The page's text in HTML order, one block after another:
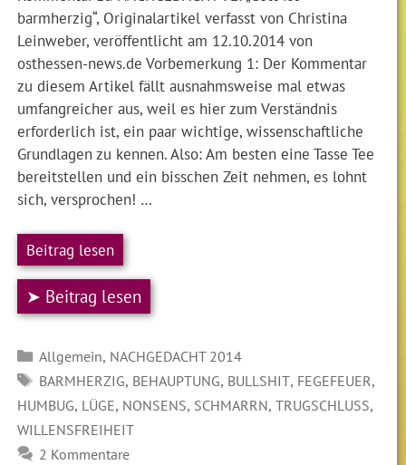
barmherzig“, Originalartikel verfasst von Christina
Leinweber, veröffentlicht am 12.10.2014 von
osthessen-news.de Vorbemerkung 1: Der Kommentar
zu diesem Artikel fällt ausnahmsweise mal etwas
umfangreicher aus, weil es hier zum Verständnis
erforderlich ist, ein paar wichtige, wissenschaftliche
Grundlagen zu kennen. Also: Am besten eine Tasse Tee
bereitstellen und ein bisschen Zeit nehmen, es lohnt
sich, versprochen! …
Beitrag lesen
➤ Beitrag lesen
Kategorien
Allgemein, NACHGEDACHT 2014
SCHLAGWÖRTER
BARMHERZIG, BEHAUPTUNG, BULLSHIT, FEGEFEUER,
HUMBUG, LÜGE, NONSENS, SCHMARRN,TRUGSCHLUSS,
WILLENSFREIHEIT
2 Kommentare